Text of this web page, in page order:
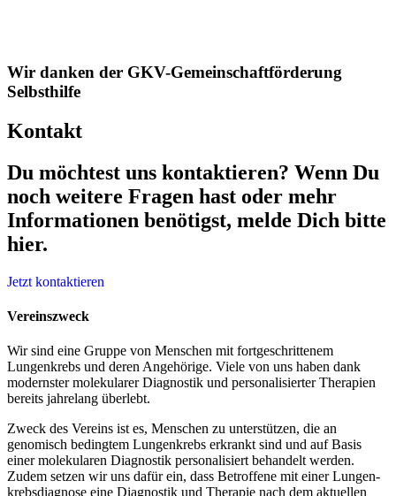
Wir danken der GKV-Gemeinschaft­förderung
Selbsthilfe
Kontakt
Du möchtest uns kontaktieren? Wenn Du
noch weitere Fragen hast oder mehr
Informationen benötigst, melde Dich bitte
hier.
Jetzt kontaktieren
Vereinszweck
Wir sind eine Gruppe von Menschen mit fort­geschrittenem
Lungenkrebs und deren Angehörige. Viele von uns haben dank
modernster molekularer Diagnostik und personalisierter Therapien
bereits jahrelang überlebt.
Zweck des Vereins ist es, Menschen zu unterstützen, die an
genomisch bedingtem Lungenkrebs erkrankt sind und auf Basis
einer molekularen Diagnostik personalisiert behandelt werden.
Zudem setzen wir uns dafür ein, dass Betroffene mit einer Lungen­
krebsdiagnose eine Diagnostik und Therapie nach dem aktuellen